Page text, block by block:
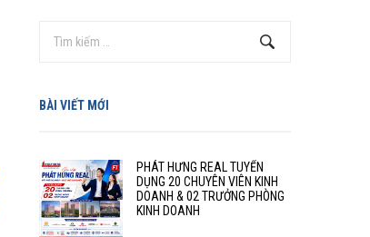
BÀI VIẾT MỚI
PHÁT HƯNG REAL TUYỂN
DỤNG 20 CHUYÊN VIÊN KINH
DOANH & 02 TRƯỞNG PHÒNG
KINH DOANH